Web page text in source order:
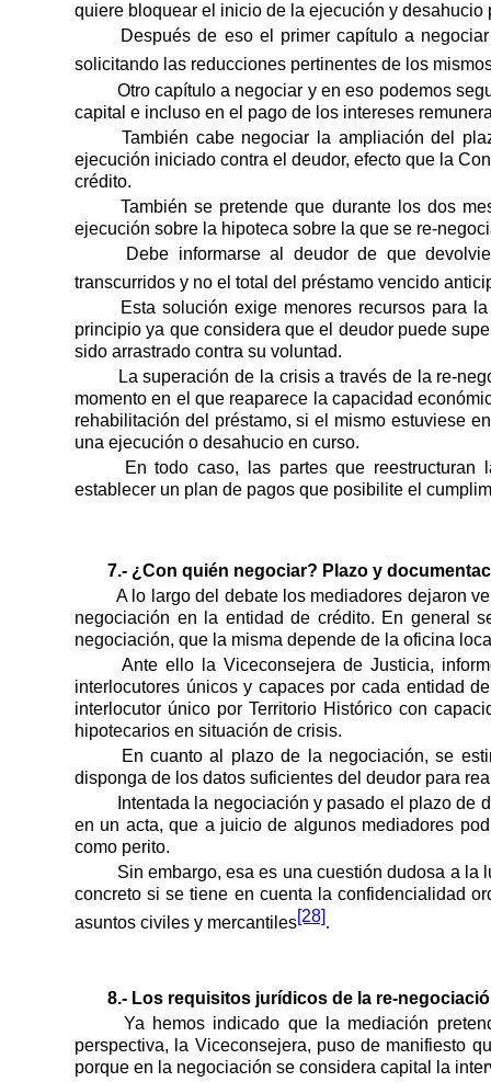
quiere bloquear el inicio de la ejecución y desahucio
Después de eso el primer capítulo a
solicitando las reducciones pertinentes de los
Otro capítulo a negociar y en eso podemos
capital e incluso en el pago de los intereses
También cabe negociar la ampliación del
ejecución iniciado contra el deudor, efecto que la
crédito.
También se pretende que durante los dos
ejecución sobre la hipoteca sobre la que se re-
Debe informarse al deudor de que
transcurridos y no el total del préstamo vencido
Esta solución exige menores recursos para
principio ya que considera que el deudor puede
sido arrastrado contra su voluntad.
La superación de la crisis a través de la re-
momento en el que reaparece la capacidad
rehabilitación del préstamo, si el mismo estuviese
una ejecución o desahucio en curso.
En todo caso, las partes que
establecer un plan de pagos que posibilite el
7.- ¿Con quién negociar? Plazo y
A lo largo del debate los mediadores dejaron
negociación en la entidad de crédito. En general
negociación, que la misma depende de la oficina
Ante ello la Viceconsejera de Justicia,
interlocutores únicos y capaces por cada entidad
interlocutor único por Territorio Histórico con
hipotecarios en situación de crisis.
En cuanto al plazo de la negociación, se
disponga de los datos suficientes del deudor para
Intentada la negociación y pasado el plazo de
en un acta, que a juicio de algunos mediadores
como perito.
Sin embargo, esa es una cuestión dudosa a
concreto si se tiene en cuenta la confidencialidad
asuntos civiles y mercantiles[28].
8.- Los requisitos jurídicos de la re-
Ya hemos indicado que la mediación
perspectiva, la Viceconsejera, puso de manifiesto
porque en la negociación se considera capital la